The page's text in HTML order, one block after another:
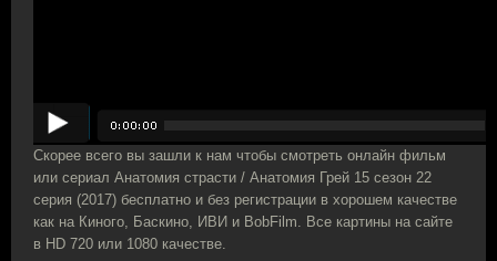
Скорее всего вы зашли к нам чтобы смотреть онлайн фильм
или сериал Анатомия страсти / Анатомия Грей 15 сезон 22
серия (2017) бесплатно и без регистрации в хорошем качестве
как на Киного, Баскино, ИВИ и BobFilm. Все картины на сайте
в HD 720 или 1080 качестве.